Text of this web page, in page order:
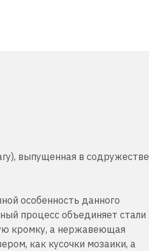
выпущенная в содружестве
особенность данного
процесс объединяет стали
кромку, а нержавеющая
как кусочки мозаики, а